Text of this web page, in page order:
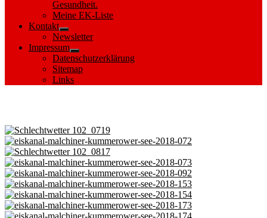
Gesundheit.
Meine EK-Liste
Kontakt
Show
sub
menu
Newsletter
Impressum
Show
sub
menu
Datenschutzerklärung
Sitemap
Links